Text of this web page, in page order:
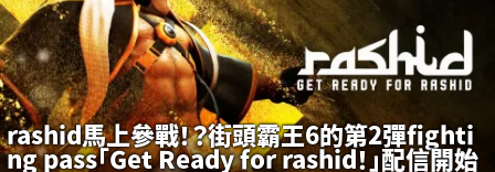
rashid馬上參戰！？街頭霸王6的第2彈fighti
ng pass「Get Ready for rashid！」配信開始